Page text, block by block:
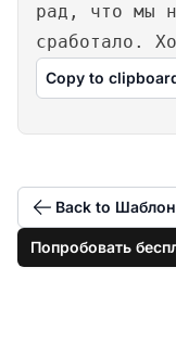
рад, что мы
сработало.
Copy to
Back to
Попробовать